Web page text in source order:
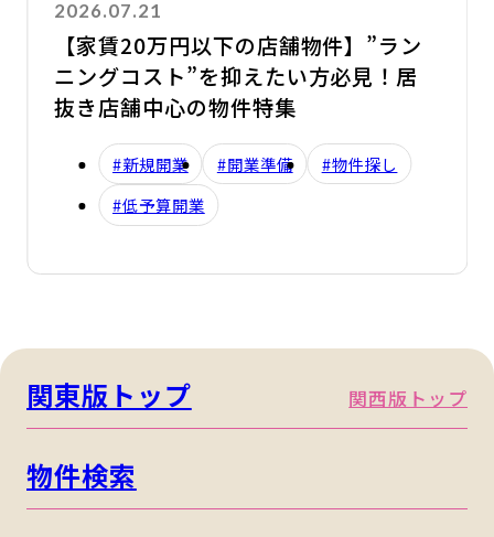
2026.07.21
【家賃20万円以下の店舗物件】”ラン
ニングコスト”を抑えたい方必見！居
抜き店舗中心の物件特集
#新規開業 #開業準備
#物件探し
#低予算開業
関東版トップ 関西版トップ
物件検索